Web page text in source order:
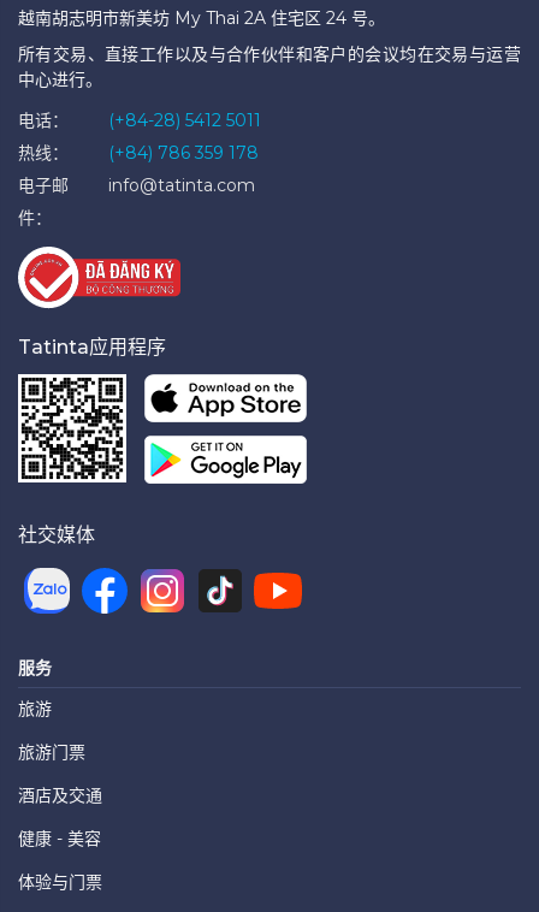
越南胡志明市新美坊 My Thai 2A 住宅区 24 号。
所有交易、直接工作以及与合作伙伴和客户的会议均在交易与运营
中心进行。
电话：
(+84-28) 5412 5011
热线：
(+84) 786 359 178
电子邮
件：
info@tatinta.com
Tatinta应用程序
社交媒体
服务
旅游
旅游门票
酒店及交通
健康 - 美容
体验与门票